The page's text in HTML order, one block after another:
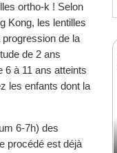
ortho-k ! Selon
Kong, les lentilles
de la
de 2 ans
6 à 11 ans atteints
les enfants dont la
6-7h) des
procédé est déjà